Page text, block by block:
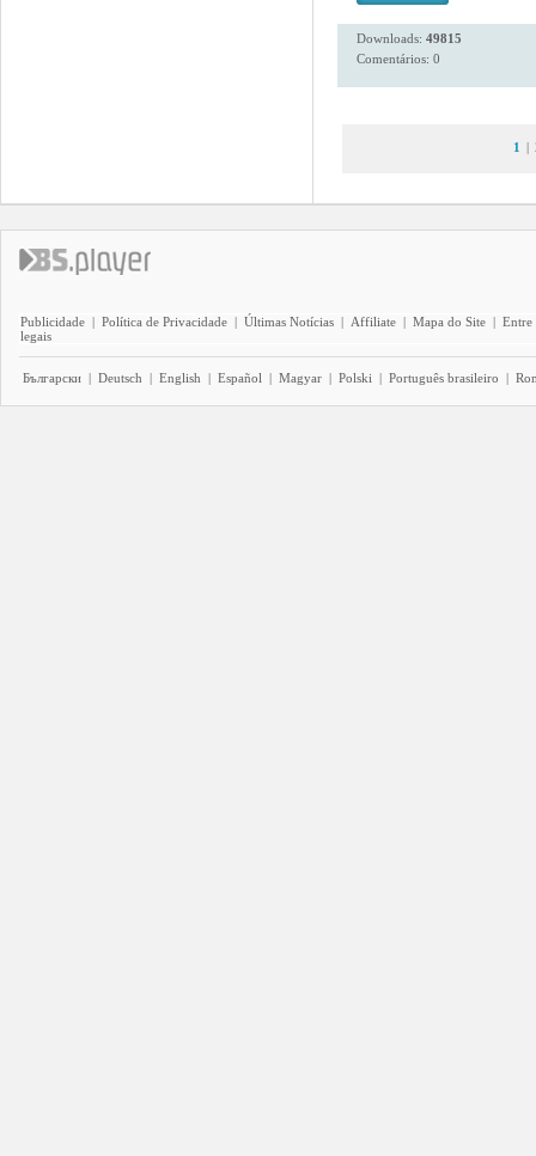
Downloads: 49815
Comentários: 0
1 |
Publicidade | Política de Privacidade | Últimas Notícias | Affiliate | Mapa do Site | Entre
legais
Български | Deutsch | English | Español | Magyar | Polski | Português brasileiro |